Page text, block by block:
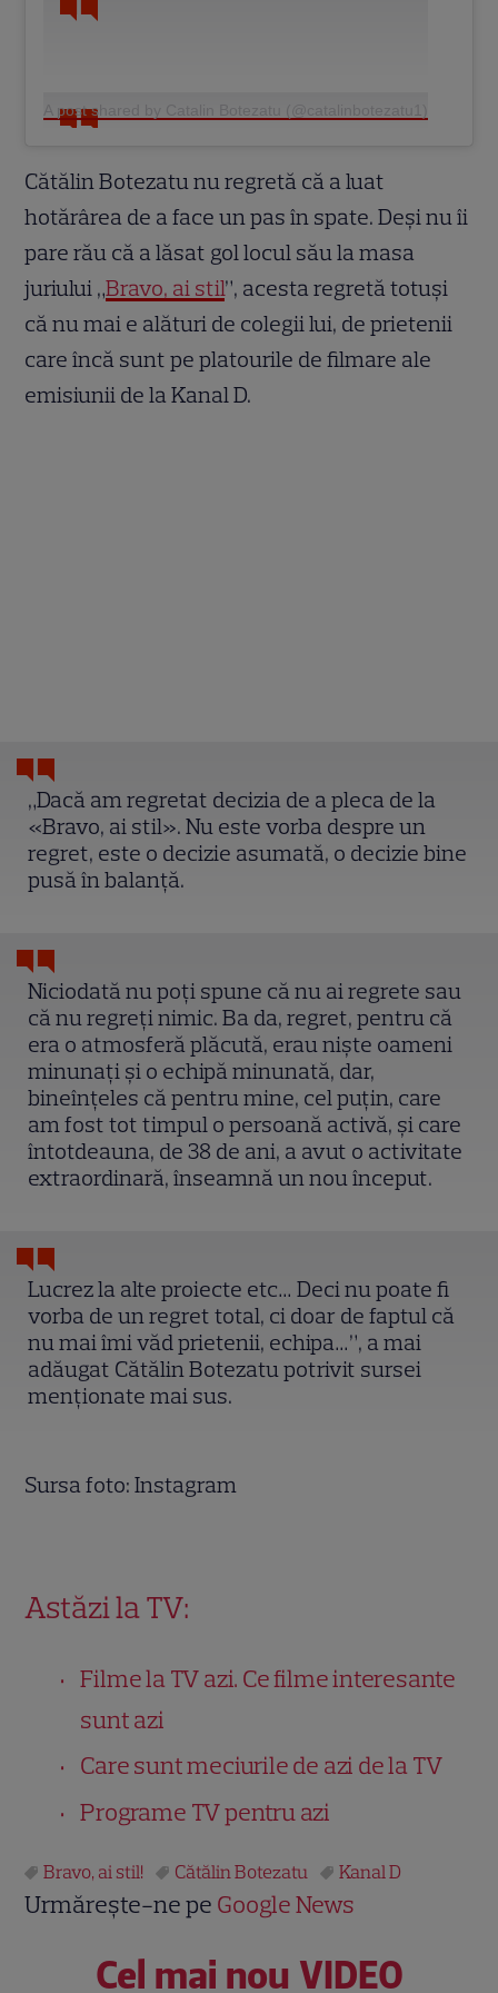
A post shared by Catalin Botezatu (@catalinbotezatu1)
Cătălin Botezatu nu regretă că a luat
hotărârea de a face un pas în spate. Deși nu îi
pare rău că a lăsat gol locul său la masa
juriului „Bravo, ai stil”, acesta regretă totuși
că nu mai e alături de colegii lui, de prietenii
care încă sunt pe platourile de filmare ale
emisiunii de la Kanal D.
„Dacă am regretat decizia de a pleca de la
«Bravo, ai stil». Nu este vorba despre un
regret, este o decizie asumată, o decizie bine
pusă în balanță.
Niciodată nu poți spune că nu ai regrete sau
că nu regreți nimic. Ba da, regret, pentru că
era o atmosferă plăcută, erau niște oameni
minunați și o echipă minunată, dar,
bineînțeles că pentru mine, cel puțin, care
am fost tot timpul o persoană activă, și care
întotdeauna, de 38 de ani, a avut o activitate
extraordinară, înseamnă un nou început.
Lucrez la alte proiecte etc… Deci nu poate fi
vorba de un regret total, ci doar de faptul că
nu mai îmi văd prietenii, echipa…”, a mai
adăugat Cătălin Botezatu potrivit sursei
menționate mai sus.
Sursa foto: Instagram
Astăzi la TV:
Filme la TV azi. Ce filme interesante
sunt azi
Care sunt meciurile de azi de la TV
Programe TV pentru azi
Bravo, ai stil! Cătălin Botezatu Kanal D
Urmărește-ne pe Google News
Cel mai nou VIDEO